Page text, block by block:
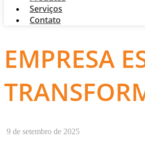
Serviços
Contato
EMPRESA
9 de setembro de 2025